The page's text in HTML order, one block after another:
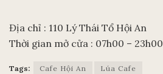
Địa chỉ : 110 Lý Thái Tổ Hội An
Thời gian mở cửa : 07h00 – 23h00
Tags: Cafe Hội An Lúa Cafe